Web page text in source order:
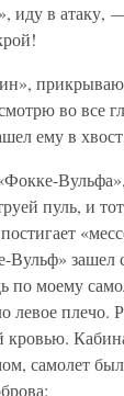
в атаку, —
во все
ему в
пуль, и
Вульф» зашел
по моему
левое плечо.
кровью.
самолет